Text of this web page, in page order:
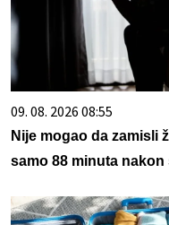
09. 08. 2026 08:55
Nije mogao da zamisli
samo 88 minuta